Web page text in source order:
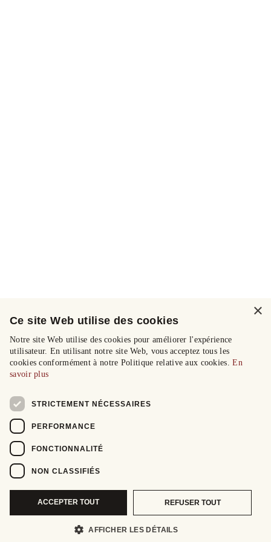
×
Ce site Web utilise des cookies
Notre site Web utilise des cookies pour améliorer l'expérience
utilisateur. En utilisant notre site Web, vous acceptez tous les
cookies conformément à notre Politique relative aux cookies.En
savoir plus
STRICTEMENT NÉCESSAIRES
PERFORMANCE
FONCTIONNALITÉ
NON CLASSIFIÉS
ACCEPTER TOUT REFUSER TOUT
AFFICHER LES DÉTAILS